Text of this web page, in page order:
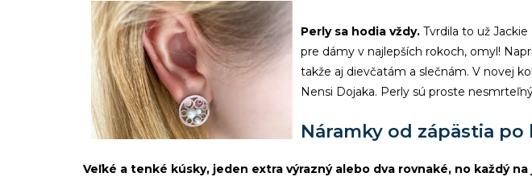
Perly sa hodia vždy. Tvrdila to už
pre dámy v najlepších rokoch, omyl!
takže aj dievčatám a slečnám. V novej
Nensi Dojaka. Perly sú proste
Náramky od zápästia po
Veľké a tenké kúsky, jeden extra výrazný alebo dva rovnaké, no každý